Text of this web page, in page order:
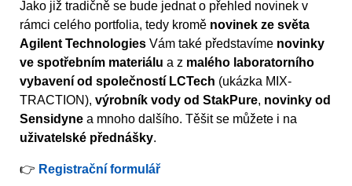
Jako již tradičně se bude jednat o přehled novinek v
rámci celého portfolia, tedy kromě novinek ze světa
Agilent Technologies Vám také představíme novinky
ve spotřebním materiálu a z malého laboratorního
vybavení od společností LCTech (ukázka MIX-
TRACTION), výrobník vody od StakPure, novinky od
Sensidyne a mnoho dalšího. Těšit se můžete i na
uživatelské přednášky.
👉 Registrační formulář